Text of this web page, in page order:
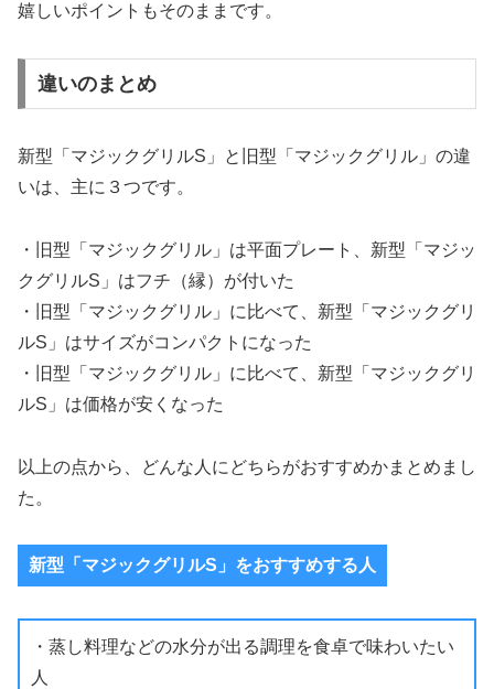
嬉しいポイントもそのままです。
違いのまとめ
新型「マジックグリルS」と旧型「マジックグリル」の違
いは、主に３つです。
・旧型「マジックグリル」は平面プレート、新型「マジッ
クグリルS」はフチ（縁）が付いた
・旧型「マジックグリル」に比べて、新型「マジックグリ
ルS」はサイズがコンパクトになった
・旧型「マジックグリル」に比べて、新型「マジックグリ
ルS」は価格が安くなった
以上の点から、どんな人にどちらがおすすめかまとめまし
た。
新型「マジックグリルS」をおすすめする人
・蒸し料理などの水分が出る調理を食卓で味わいたい
人